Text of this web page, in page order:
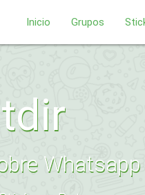
Inicio Grupos
Whatsapp